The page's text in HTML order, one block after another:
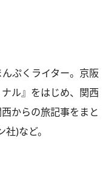
ぷくライター。京阪
ル』をはじめ、関西
からの旅記事をまと
)など。